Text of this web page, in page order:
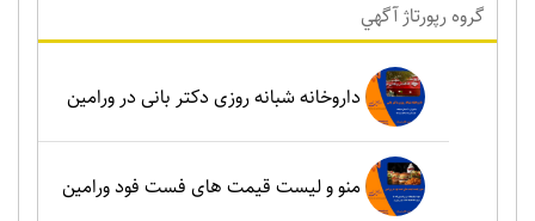
گروه رپورتاژ آگهي
داروخانه شبانه روزی دکتر بانی در ورامین
منو و لیست قیمت های فست فود ورامین